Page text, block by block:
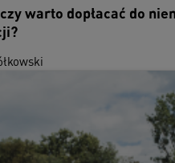
warto dopłacać do